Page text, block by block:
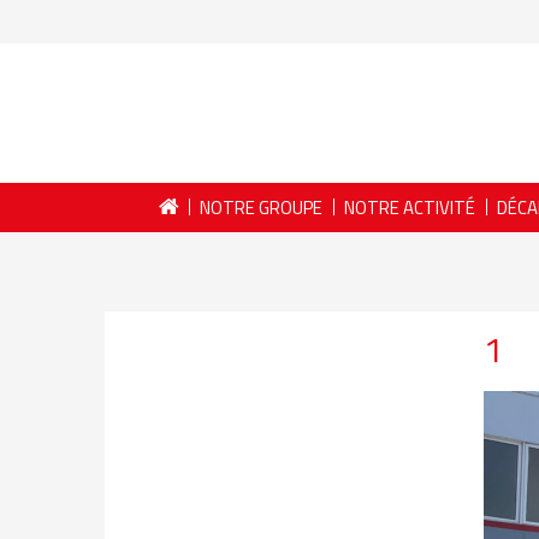
NOTRE GROUPE NOTRE ACTIVITÉ
1